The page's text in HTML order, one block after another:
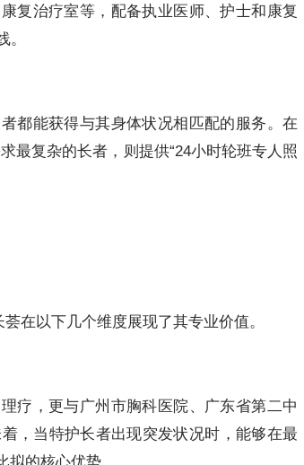
复治疗室等，配备执业医师、护士和康复
。
都能获得与其身体状况相匹配的服务。在
最复杂的长者，则提供“24小时轮班专人照
在以下几个维度展现了其专业价值。
疗，更与广州市胸科医院、广东省第二中
，当特护长者出现突发状况时，能够在最
的核心优势。